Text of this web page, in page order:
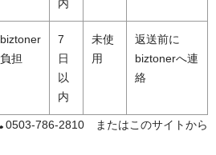
内
biztoner
負担
7
日
以
内
未使
用
返送前に
biztonerへ連
絡
0503-786-2810 またはこのサイトから